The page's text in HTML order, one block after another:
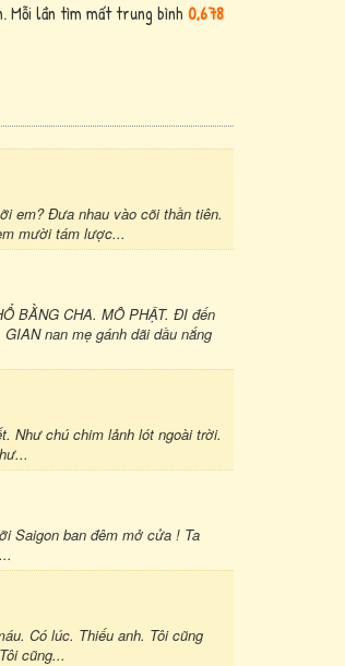
lần tìm mất trung bình 0,678
em? Đưa nhau vào cõi thần tiên.
mười tám lược...
BẰNG CHA. MÔ PHẬT. ĐI đến
nan mẹ gánh dãi dầu nắng
Như chú chim lảnh lót ngoài trời.
Saigon ban đêm mở cửa ! Ta
Có lúc. Thiếu anh. Tôi cũng
cũng...